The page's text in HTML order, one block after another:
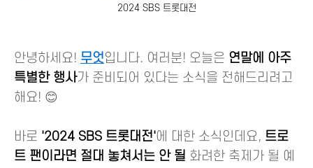
2024 SBS 트롯대전
안녕하세요! 무엇입니다. 여러분! 오늘은 연말에 아주
특별한 행사가 준비되어 있다는 소식을 전해드리려고
해요! 😊
바로 '2024 SBS 트롯대전'에 대한 소식인데요, 트로
트 팬이라면 절대 놓쳐서는 안 될 화려한 축제가 될 예